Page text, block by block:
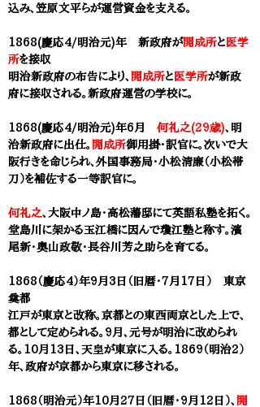
込み、笠原文平らが運営資金を支える。
1868(慶応4/明治元)年 新政府が開成所と 医学
所を接収
明治新政府の布告により、 開成所と 医学所が新政
府に接収される。新政府運営の学校に。
1868(慶応4/明治元)年6月 何礼之(29歳)、明
治新政府に出仕。 開成所御用掛・訳官に。次いで大
阪行きを命じられ、外国事務局・小松清廉（小松帯
刀）を補佐する一等訳官に。
何礼之、大阪中ノ島・高松藩邸にて英語私塾を拓く。
堂島川に架かる玉江橋に因んで瓊江塾と称す。 濱
尾新・奥山政敬・長谷川芳之助らを育てる。
1868（慶応4）年9月3日（旧暦・7月17日） 東京
奠都
江戸が東京と改称。京都との東西両京とした上で、
都として定められる。9月、元号が明治に改められ
る。10月13日、天皇が東京に入る。1869（明治2）
年、政府が京都から東京に移される。
1868（明治元）年10月27日（旧暦・9月12日）、 開